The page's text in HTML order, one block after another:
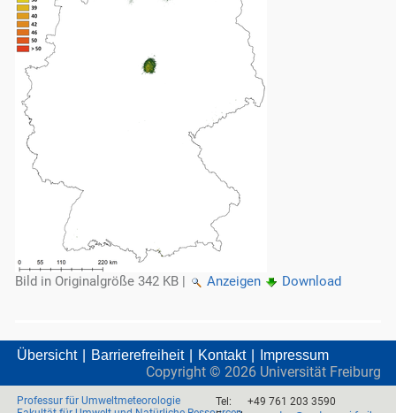
Bild in Originalgröße 342 KB Anzeigen Download
Übersicht Barrierefreiheit Kontakt Impressum
Copyright © 2026 Universität Freiburg
Professur für Umweltmeteorologie
Tel:
+49 761 203 3590